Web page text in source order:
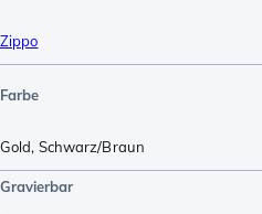
Zippo
Farbe
Gold, Schwarz/Braun
Gravierbar